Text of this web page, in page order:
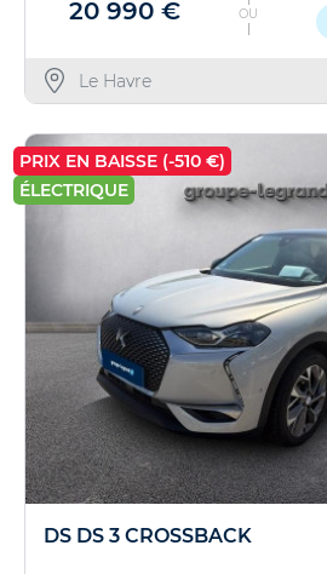
20 990 € OU
Le Havre
PRIX EN BAISSE (-510 €)
ÉLECTRIQUE
DS DS 3 CROSSBACK